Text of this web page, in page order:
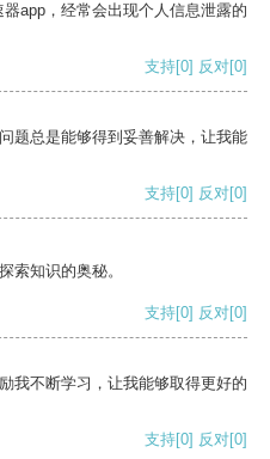
app，经常会出现个人信息泄露的
支持[0] 反对[0]
题总是能够得到妥善解决，让我能
支持[0] 反对[0]
索知识的奥秘。
支持[0] 反对[0]
我不断学习，让我能够取得更好的
支持[0] 反对[0]